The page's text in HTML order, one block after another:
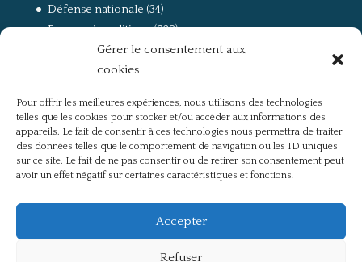
Gérer le consentement aux
cookies
Pour offrir les meilleures expériences, nous utilisons des technologies
telles que les cookies pour stocker et/ou accéder aux informations des
appareils. Le fait de consentir à ces technologies nous permettra de traiter
des données telles que le comportement de navigation ou les ID uniques
sur ce site. Le fait de ne pas consentir ou de retirer son consentement peut
avoir un effet négatif sur certaines caractéristiques et fonctions.
Accepter
Refuser
Défense nationale (34)
Economie politique(238)
(168)
La guerre, la Résistance et la Déportation
Non classé(42)
Partis politiques, intelligentsia, médias(750)
Présentation(4)
Références(57)